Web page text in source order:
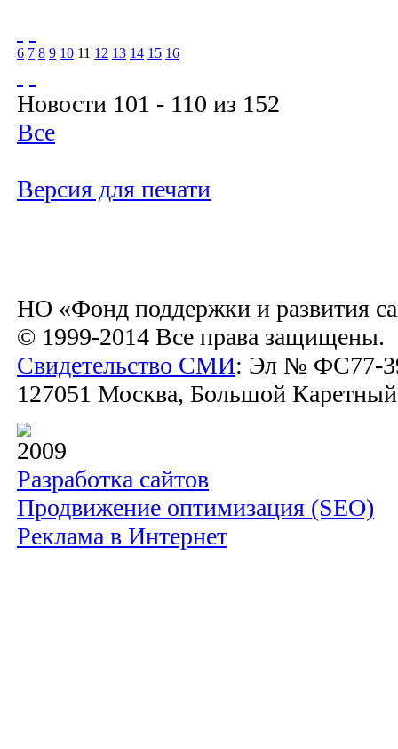
6 7 8 9 10 11 12 13 14 15 16
Новости 101 - 110 из 152
Все
Версия для печати
НО «Фонд поддержки и развития
© 1999-2014 Все права защищены.
Свидетельство СМИ: Эл № ФС77-
127051 Москва, Большой
2009
Разработка сайтов
Продвижение оптимизация (SEO)
Реклама в Интернет